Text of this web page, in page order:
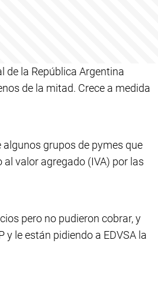
de la República Argentina
de la mitad. Crece a medida
grupos de pymes que
valor agregado (IVA) por las
pero no pudieron cobrar, y
le están pidiendo a EDVSA la